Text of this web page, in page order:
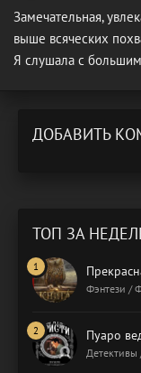
Замечательная,
выше всяческих
Я слушала с
ДОБАВИТЬ
ТОП ЗА
Фэнтези /
Пуаро